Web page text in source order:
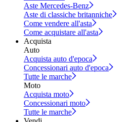
Aste Mercedes-Benz
Aste di classiche britanniche
Come vendere all'asta
Come acquistare all'asta
Acquista
Auto
Acquista auto d'epoca
Concessionari auto d'epoca
Tutte le marche
Moto
Acquista moto
Concessionari moto
Tutte le marche